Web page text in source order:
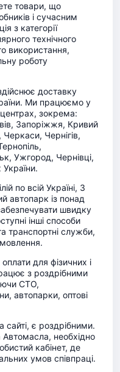
товари, що
і сучасним
з категорії
технічного
використання,
роботу
доставку
Ми працюємо у
центрах, зокрема:
Запоріжжя, Кривий
Черкаси, Чернігів,
Ужгород, Чернівці,
по всій Україні, 3
автопарк із понад
швидку
інші способи
транспортні служби,
для фізичних і
з роздрібними
СТО,
автопарки, оптові
сайті, є роздрібними.
Автомасла, необхідно
кабінет, де
умов співпраці.